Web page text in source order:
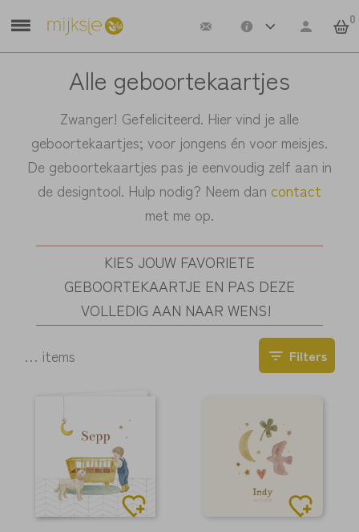
0
Alle geboortekaartjes
Zwanger! Gefeliciteerd. Hier vind je alle
geboortekaartjes; voor jongens én voor meisjes.
De geboortekaartjes pas je eenvoudig zelf aan in
de designtool. Hulp nodig? Neem dan contact
met me op.
KIES JOUW FAVORIETE
GEBOORTEKAARTJE EN PAS DEZE
VOLLEDIG AAN NAAR WENS!
… items Filters